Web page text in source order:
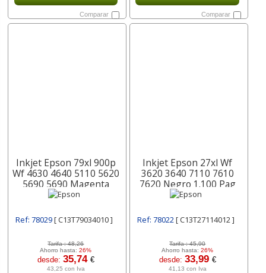
Comparar Comparar
Inkjet Epson 79xl 900p
Wf 4630 4640 5110 5620
5690 5690 Magenta
C13t79034010
Ref: 78029[ C13T79034010 ]
Tarifa :48,26
Ahorro hasta:26%
desde: 35,74 €
43,25 con Iva
Inkjet Epson 27xl Wf
3620 3640 7110 7610
7620 Negro 1.100 Pag
C13t27114012
Ref: 78022[ C13T27114012 ]
Tarifa :45,90
Ahorro hasta:26%
desde: 33,99 €
41,13 con Iva